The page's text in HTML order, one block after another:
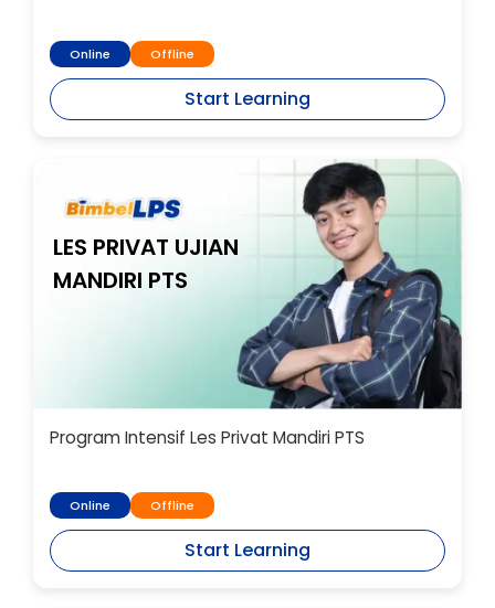
Online Offline
Start Learning
LES PRIVAT UJIAN
MANDIRI PTS
Program Intensif Les Privat Mandiri PTS
Online Offline
Start Learning